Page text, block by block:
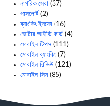
নাগরিক সেবা (37)
পাসপোর্ট (2)
ব্যাংকিং ইনফো (16)
ভোটার আইডি কার্ড (4)
মোবাইল টিপস (111)
মোবাইল ব্যাংকিং (7)
মোবাইল রিভিউ (121)
মোবাইল সিম(85)